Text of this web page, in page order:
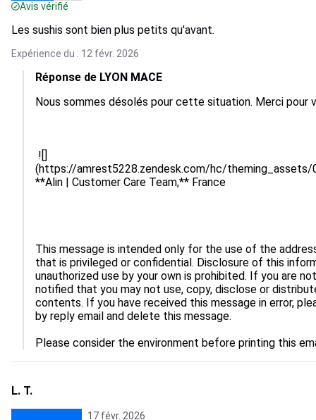
Avis vérifié
Les sushis sont bien plus petits qu'avant.
Expérience du : 12 févr. 2026
Réponse de LYON MACE
Nous sommes désolés pour cette situation. Merci pour
(https://amrest5228.zendesk.com/hc/theming_assets/
**Alin | Customer Care Team,** France
This message is intended only for the use of the
that is privileged or confidential. Disclosure of this
unauthorized use by your own is prohibited. If you are
notified that you may not use, copy, disclose or
contents. If you have received this message in error,
by reply email and delete this message.
Please consider the environment before printing this
L. T.
17 févr. 2026